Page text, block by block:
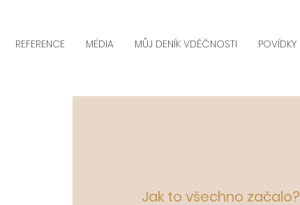
REFERENCE MÉDIA MŮJ DENÍK VDĚČNOSTI POVÍDKY
Jak to všechno začalo?